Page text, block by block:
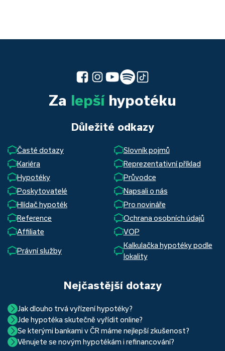
Za lepšíhypotéku
Důležité odkazy
Časté dotazy
Slovník pojmů
Kariéra
Reprezentativní příklad
Hypotéky
Průvodce
Poskytovatelé
Napsali o nás
Hlídač hypoték
Pro novináře
Reference
Ochrana osobních údajů
Affiliate
VOP
Právní služby
Kalkulačka hypotéky podle
lokality
Nejčastější dotazy
Jak dlouho trvá vyřízení hypotéky?
Hypotéka se dá zvládnout za měsíc i za tři. Nejčastěji její
uzavření trvá okolo 2 měsíců. Důvodem je především
schvalovací proces na straně bank. Existuje však řada cest,
Jde hypotéka skutečně vyřídit online?
Ano, skutečně jde. Díky moderním technologiím, které
používáme, již do banky při vyřizování hypotéky skutečně
Se kterými bankami v ČR máme nejlepší zkušenost?
Nejvíce proklientská je určitě Hypoteční banka. Svou
Věnujete se novým hypotékám i refinancování?